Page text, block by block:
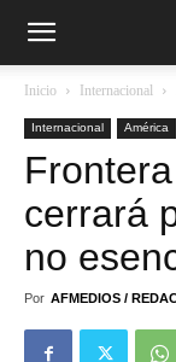
Inicio Internacional
Internacional América
cerrará
no
Por AFMEDIOS /